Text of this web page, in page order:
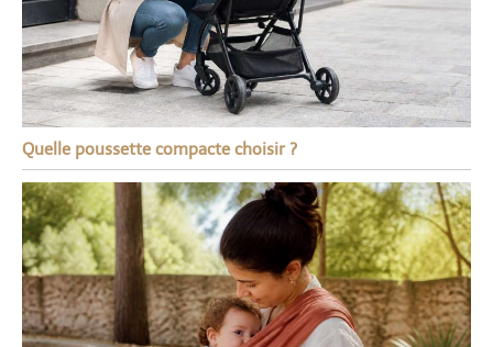
Quelle poussette compacte choisir ?